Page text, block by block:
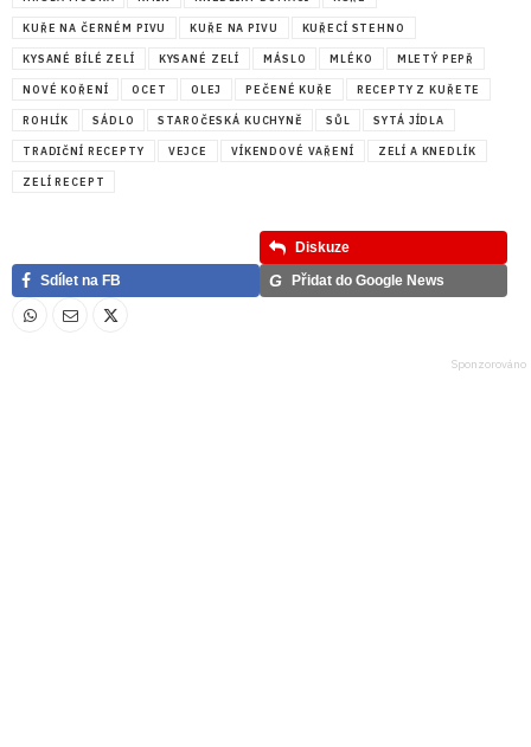
KUŘE NA ČERNÉM PIVU KUŘE NA PIVU KUŘECÍ STEHNO
KYSANÉ BÍLÉ ZELÍ KYSANÉ ZELÍ MÁSLO MLÉKO MLETÝ PEPŘ
NOVÉ KOŘENÍ OCET OLEJ PEČENÉ KUŘE RECEPTY Z KUŘETE
ROHLÍK SÁDLO STAROČESKÁ KUCHYNĚ SŮL SYTÁ JÍDLA
TRADIČNÍ RECEPTY VEJCE VÍKENDOVÉ VAŘENÍ ZELÍ A KNEDLÍK
ZELÍ RECEPT
Diskuze
Sdílet na FB
G Přidat do Google News